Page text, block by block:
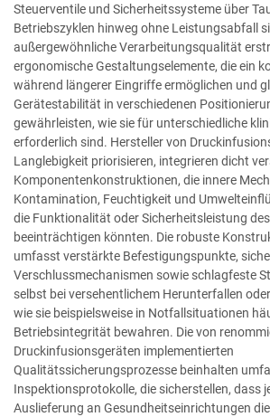
Steuerventile und Sicherheitssysteme über
Betriebszyklen hinweg ohne Leistungsabfall
außergewöhnliche Verarbeitungsqualität
ergonomische Gestaltungselemente, die ein
während längerer Eingriffe ermöglichen und
Gerätestabilität in verschiedenen
gewährleisten, wie sie für unterschiedliche
erforderlich sind. Hersteller von
Langlebigkeit priorisieren, integrieren dicht
Komponentenkonstruktionen, die innere
Kontamination, Feuchtigkeit und
die Funktionalität oder Sicherheitsleistung
beeinträchtigen könnten. Die robuste
umfasst verstärkte Befestigungspunkte,
Verschlussmechanismen sowie schlagfeste
selbst bei versehentlichem Herunterfallen
wie sie beispielsweise in Notfallsituationen
Betriebsintegrität bewahren. Die von
Druckinfusionsgeräten implementierten
Qualitätssicherungsprozesse beinhalten
Inspektionsprotokolle, die sicherstellen, dass
Auslieferung an Gesundheitseinrichtungen